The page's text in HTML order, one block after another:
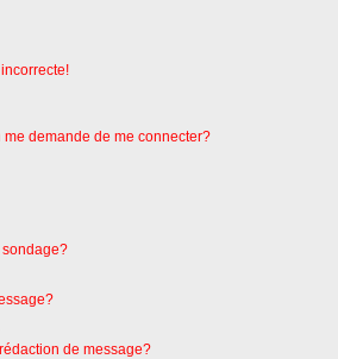
me demande de me connecter?
sondage?
de message?